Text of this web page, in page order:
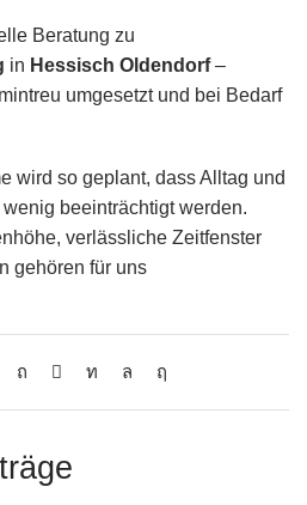
Beratung zu
in Hessisch Oldendorf–
umgesetzt und bei Bedarf
wird so geplant, dass Alltag und
beeinträchtigt werden.
verlässliche Zeitfenster
gehören für uns